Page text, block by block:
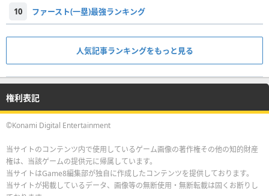
10 ファースト(一塁)最強ランキング
人気記事ランキングをもっと見る
権利表記
©Konami Digital Entertainment
当サイトのコンテンツ内で使用しているゲーム画像の著作権その他の知的財産
権は、当該ゲームの提供元に帰属しています。
当サイトはGame8編集部が独自に作成したコンテンツを提供しております。
当サイトが掲載しているデータ、画像等の無断使用・無断転載は固くお断りし